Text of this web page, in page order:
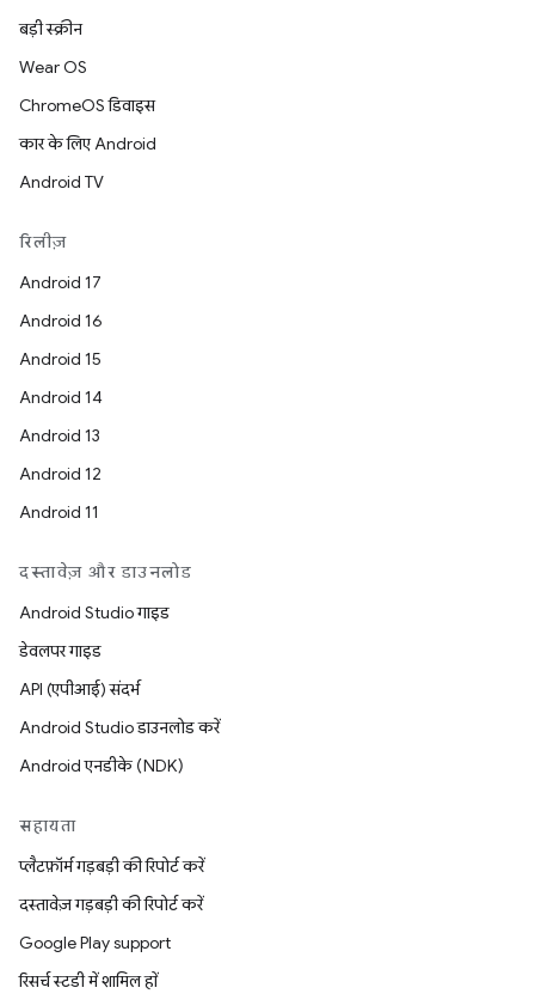
बड़ी स्क्रीन
Wear OS
ChromeOS डिवाइस
कार के लिए Android
Android TV
रिलीज़
Android 17
Android 16
Android 15
Android 14
Android 13
Android 12
Android 11
दस्तावेज़ और डाउनलोड
Android Studio गाइड
डेवलपर गाइड
API (एपीआई) संदर्भ
Android Studio डाउनलोड करें
Android एनडीके (NDK)
सहायता
प्लैटफ़ॉर्म गड़बड़ी की रिपोर्ट करें
दस्तावेज़ गड़बड़ी की रिपोर्ट करें
Google Play support
रिसर्च स्टडी में शामिल हों